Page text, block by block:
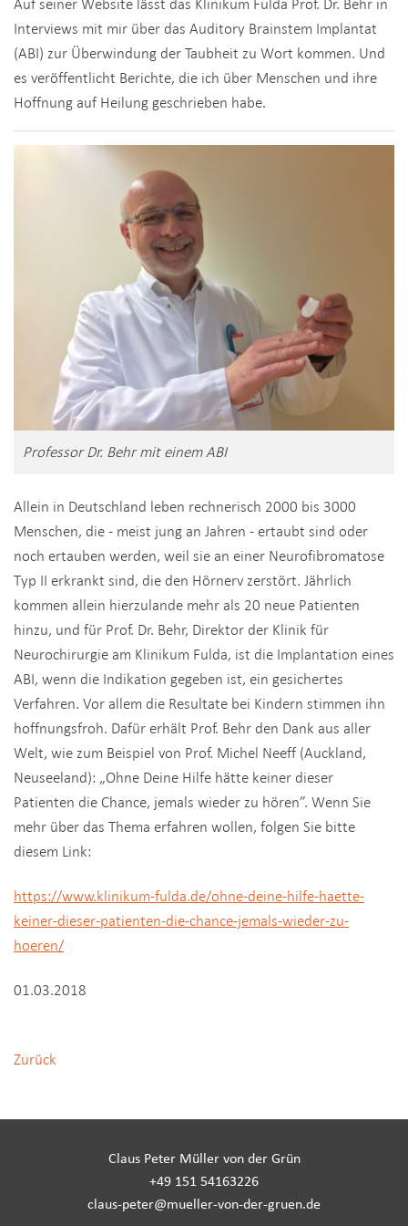
Auf seiner Website lässt das Klinikum Fulda Prof. Dr. Behr in
Interviews mit mir über das Auditory Brainstem Implantat
(ABI) zur Überwindung der Taubheit zu Wort kommen. Und
es veröffentlicht Berichte, die ich über Menschen und ihre
Hoffnung auf Heilung geschrieben habe.
Professor Dr. Behr mit einem ABI
Allein in Deutschland leben rechnerisch 2000 bis 3000
Menschen, die - meist jung an Jahren - ertaubt sind oder
noch ertauben werden, weil sie an einer Neurofibromatose
Typ II erkrankt sind, die den Hörnerv zerstört. Jährlich
kommen allein hierzulande mehr als 20 neue Patienten
hinzu, und für Prof. Dr. Behr, Direktor der Klinik für
Neurochirurgie am Klinikum Fulda, ist die Implantation eines
ABI, wenn die Indikation gegeben ist, ein gesichertes
Verfahren. Vor allem die Resultate bei Kindern stimmen ihn
hoffnungsfroh. Dafür erhält Prof. Behr den Dank aus aller
Welt, wie zum Beispiel von Prof. Michel Neeff (Auckland,
Neuseeland): „Ohne Deine Hilfe hätte keiner dieser
Patienten die Chance, jemals wieder zu hören”. Wenn Sie
mehr über das Thema erfahren wollen, folgen Sie bitte
diesem Link:
https://www.klinikum-fulda.de/ohne-deine-hilfe-haette-
keiner-dieser-patienten-die-chance-jemals-wieder-zu-
hoeren/
01.03.2018
Zurück
Claus Peter Müller von der Grün
+49 151 54163226
claus-peter@mueller-von-der-gruen.de